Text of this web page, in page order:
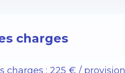
charges
charges : 225 € /